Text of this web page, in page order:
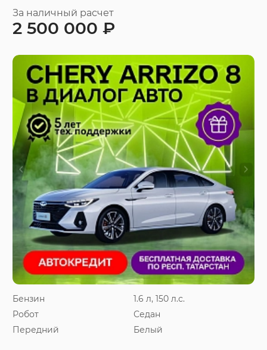
Бензин
1.6 л, 150 л.с.
Робот
Седан
Передний
Белый
За наличный расчет
2 500 000 ₽